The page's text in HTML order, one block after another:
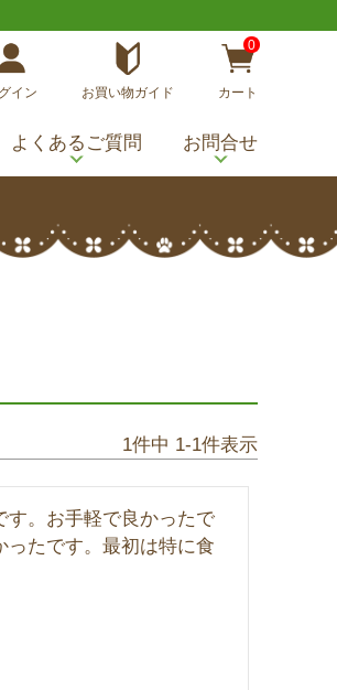
イン お買い物ガイド
0
カート
よくあるご質問 お問合せ
1件中 1-1件表示
す。お手軽で良かったで
たです。最初は特に食